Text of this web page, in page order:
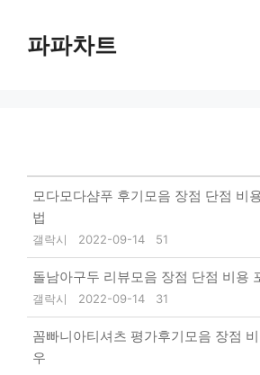
content파파차트
모다모다샴푸 후기모음 장점 단점 비
법
갤락시 2022-09-14 51
돌남아구두 리뷰모음 장점 단점 비용
갤락시 2022-09-14 31
꼼빠니아티셔츠 평가후기모음 장점
우